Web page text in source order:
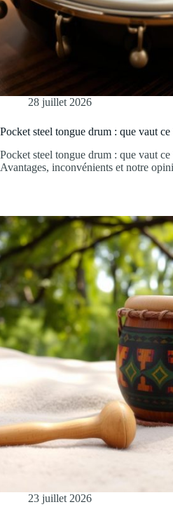
28 juillet 2026
Pocket steel tongue drum : que vaut
Pocket steel tongue drum : que vaut
Avantages, inconvénients et notre
23 juillet 2026